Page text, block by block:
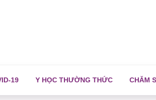
19 Y HỌC THƯỜNG THỨC CHĂM